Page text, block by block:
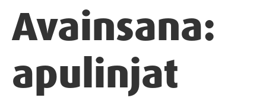
Avainsana:
apulinjat